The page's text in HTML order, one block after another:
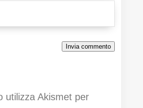
Invia commento
utilizza Akismet per